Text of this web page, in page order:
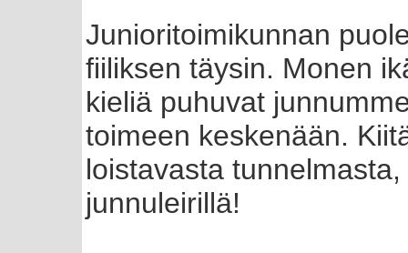
Junioritoimikunnan
fiiliksen täysin. Monen
kieliä puhuvat
toimeen keskenään.
loistavasta
junnuleirillä!